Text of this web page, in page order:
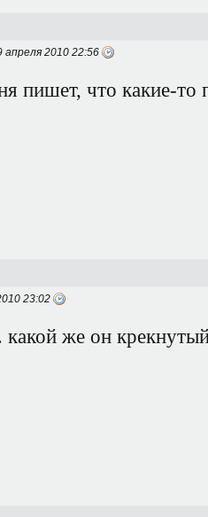
апреля 2010 22:56
пишет, что какие-то
23:02
какой же он